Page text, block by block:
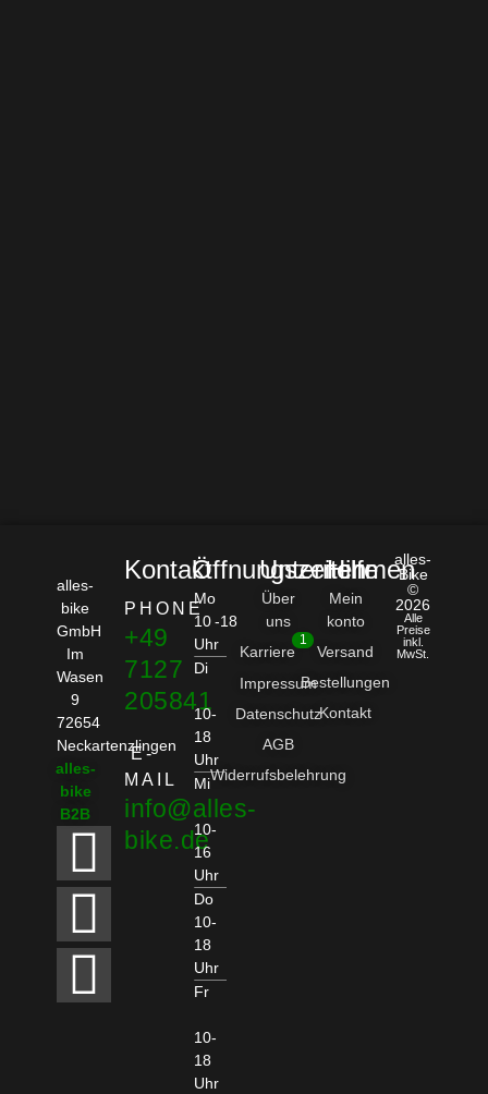
alles-
bike
GmbH
Im
Wasen
9
72654
Neckartenzlingen
alles-
bike
B2B
Kontakt
PHONE
+49
7127
205841
E-
MAIL
info@alles-
bike.de
Öffnungszeiten
Mo
10 -18
Uhr
Di
10-
18
Uhr
Mi
10-
16
Uhr
Do
10-
18
Uhr
Fr
10-
18
Uhr
Unternehmen
Über
uns
Karriere
1
Impressum
Datenschutz
AGB
Widerrufsbelehrung
Hilfe
Mein
konto
Versand
Bestellungen
Kontakt
alles-
Bike
©
2026
Alle
Preise
inkl.
MwSt.